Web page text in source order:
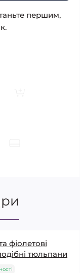
першим,
фіолетові
тюльпани